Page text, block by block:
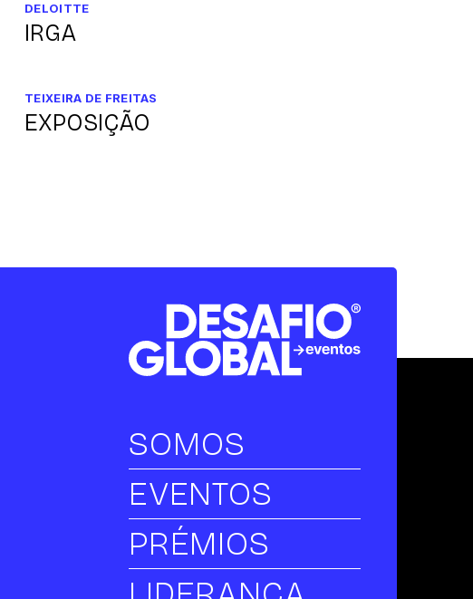
DELOITTE
IRGA
TEIXEIRA DE FREITAS
EXPOSIÇÃO
SOMOS
EVENTOS
PRÉMIOS